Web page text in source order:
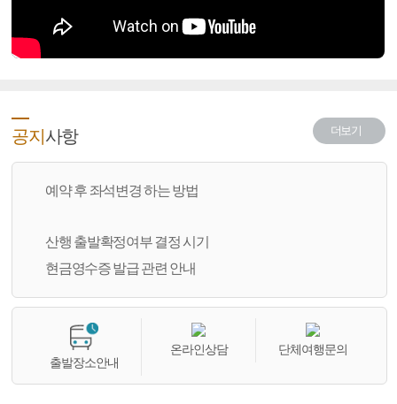
공지 사항 더보기
예약 후 좌석변경 하는 방법
산행 출발확정여부 결정 시기
현금영수증 발급 관련 안내
출발장소안내
온라인상담 단체여행문의